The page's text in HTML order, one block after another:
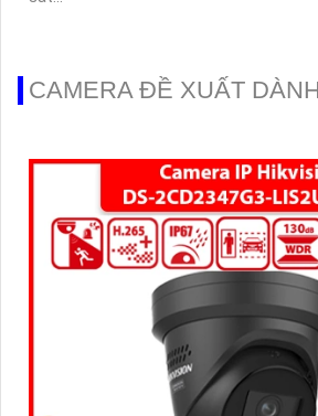
CAMERA ĐỀ XUẤT